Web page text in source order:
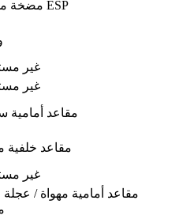
مضخة محرك ESP
غير
غير
مقاعد أمامية
مقاعد خلفية
غير
مقاعد أمامية مهواة / عجلة